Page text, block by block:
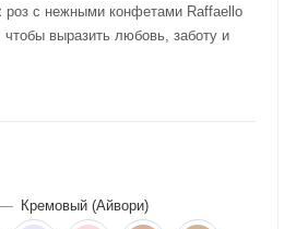
роз с нежными конфетами Raffaello
выразить любовь, заботу и
— Кремовый (Айвори)